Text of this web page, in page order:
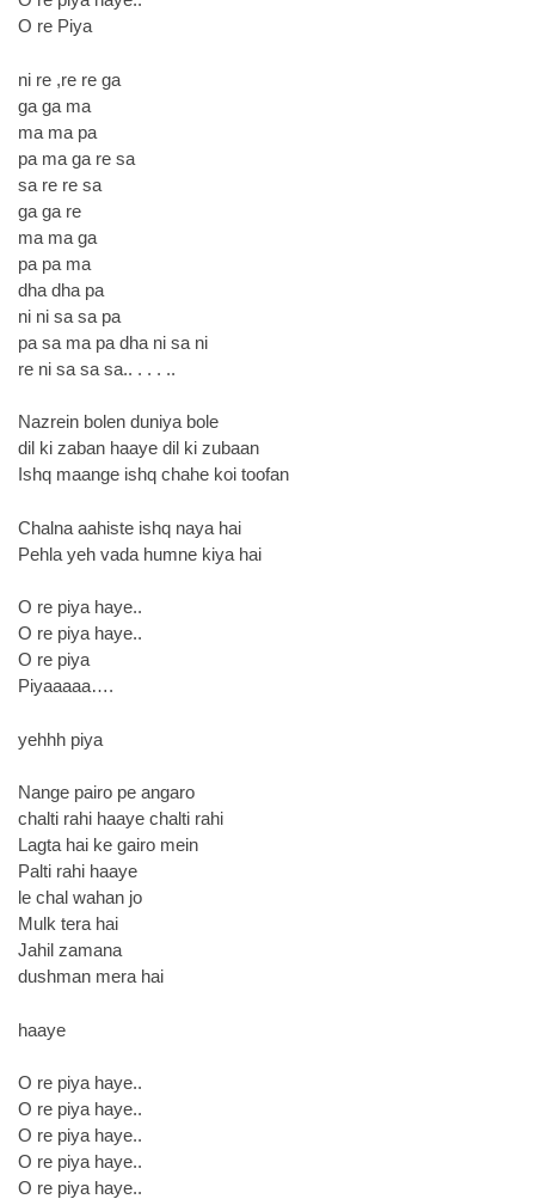
O re Piya
ni re ,re re ga
ga ga ma
ma ma pa
pa ma ga re sa
sa re re sa
ga ga re
ma ma ga
pa pa ma
dha dha pa
ni ni sa sa pa
pa sa ma pa dha ni sa ni
re ni sa sa sa.. . . . ..
Nazrein bolen duniya bole
dil ki zaban haaye dil ki zubaan
Ishq maange ishq chahe koi toofan
Chalna aahiste ishq naya hai
Pehla yeh vada humne kiya hai
O re piya haye..
O re piya haye..
O re piya
Piyaaaaa….
yehhh piya
Nange pairo pe angaro
chalti rahi haaye chalti rahi
Lagta hai ke gairo mein
Palti rahi haaye
le chal wahan jo
Mulk tera hai
Jahil zamana
dushman mera hai
haaye
O re piya haye..
O re piya haye..
O re piya haye..
O re piya haye..
O re piya haye..